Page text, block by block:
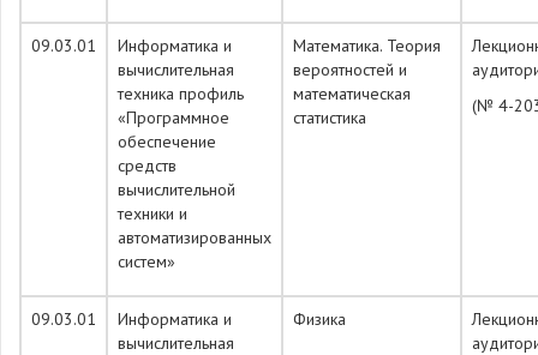
09.03.01
Информатика и
вычислительная
техника профиль
«Программное
обеспечение
средств
вычислительной
техники и
автоматизированных
систем»
Математика. Теория
вероятностей и
математическая
статистика
(№ 4-
09.03.01
Информатика и
вычислительная
Физика